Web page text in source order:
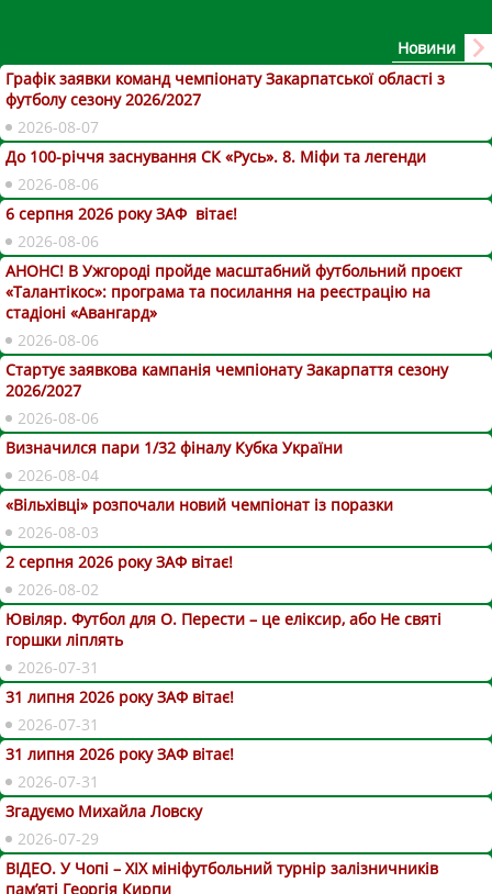
Новини
Графік заявки команд чемпіонату Закарпатської області з
футболу сезону 2026/2027
2026-08-07
До 100-річчя заснування СК «Русь». 8. Міфи та легенди
2026-08-06
6 серпня 2026 року ЗАФ вітає!
2026-08-06
АНОНС! В Ужгороді пройде масштабний футбольний проєкт
«Талантікос»: програма та посилання на реєстрацію на
стадіоні «Авангард»
2026-08-06
Стартує заявкова кампанія чемпіонату Закарпаття сезону
2026/2027
2026-08-06
Визначился пари 1/32 фіналу Кубка України
2026-08-04
«Вільхівці» розпочали новий чемпіонат із поразки
2026-08-03
2 серпня 2026 року ЗАФ вітає!
2026-08-02
Ювіляр. Футбол для О. Перести – це еліксир, або Не святі
горшки ліплять
2026-07-31
31 липня 2026 року ЗАФ вітає!
2026-07-31
31 липня 2026 року ЗАФ вітає!
2026-07-31
Згадуємо Михайла Ловску
2026-07-29
ВІДЕО. У Чопі – ХІХ мініфутбольний турнір залізничників
пам’яті Георгія Кирпи